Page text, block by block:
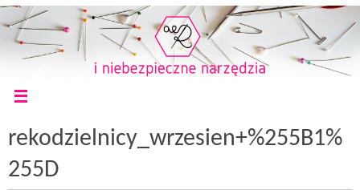
rekodzielnicy_wrzesien+%255B1%
255D